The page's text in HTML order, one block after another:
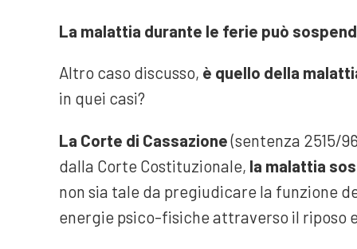
La malattia durante le ferie può
Altro caso discusso, è quello della
in quei casi?
La Corte di Cassazione(sentenza 2515/
dalla Corte Costituzionale, la malattia
non sia tale da pregiudicare la funzione
energie psico-fisiche attraverso il riposo